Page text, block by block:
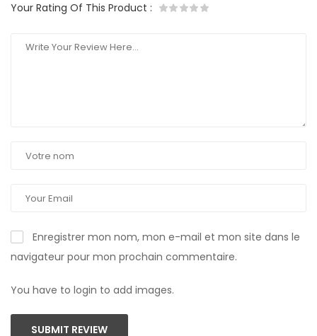
Your Rating Of This Product :
Enregistrer mon nom, mon e-mail et mon site dans le
navigateur pour mon prochain commentaire.
You have to login to add images.
SUBMIT REVIEW